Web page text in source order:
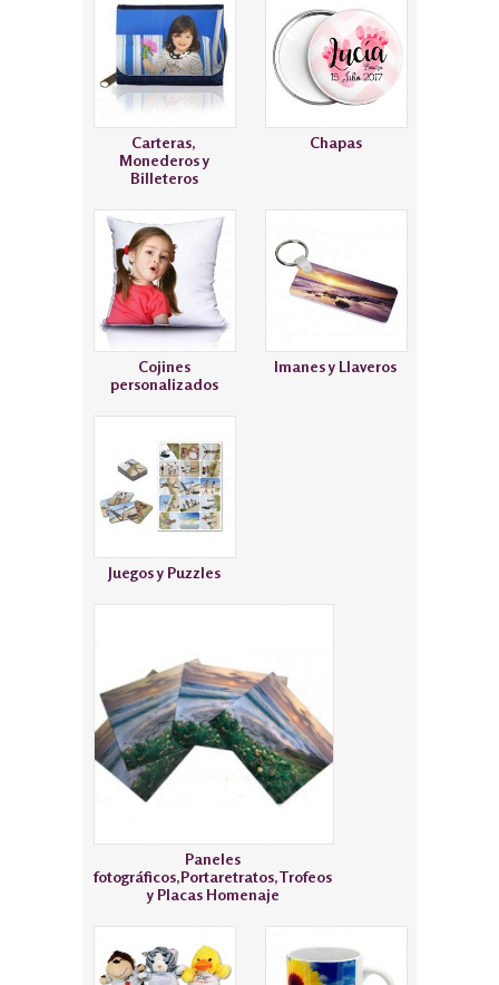
Carteras,
Monederos y
Billeteros
Chapas
Cojines
personalizados
Imanes y Llaveros
Juegos y Puzzles
Paneles
fotográficos,Portaretratos,Trofeos
y Placas Homenaje